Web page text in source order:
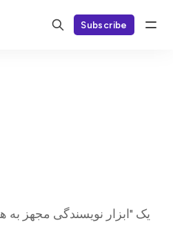
Subscribe